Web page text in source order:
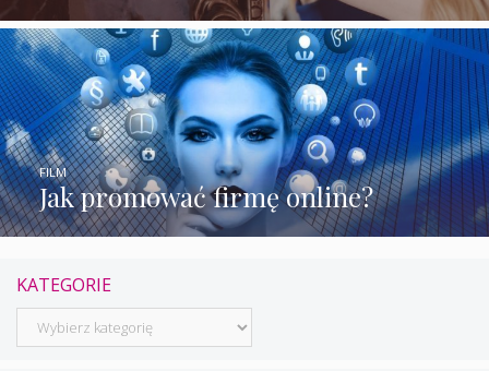
Jak promować firmę online?
FILM
KATEGORIE
Kategorie